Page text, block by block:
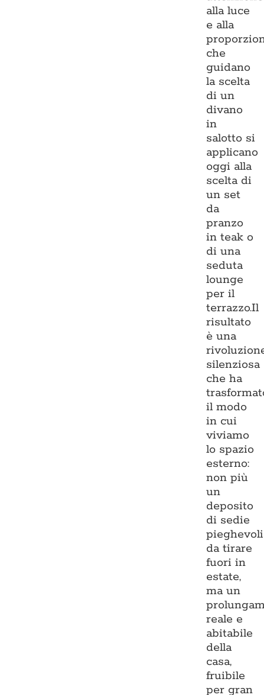
alla luce
e alla
che
guidano
la scelta
di un
divano
in
salotto si
applicano
oggi alla
scelta di
un set
da
pranzo
in teak o
di una
seduta
lounge
per il
terrazzo.Il
risultato
è una
silenziosa
che ha
il modo
in cui
viviamo
lo spazio
esterno:
non più
un
deposito
di sedie
pieghevoli
da tirare
fuori in
estate,
ma un
reale e
abitabile
della
casa,
fruibile
per gran